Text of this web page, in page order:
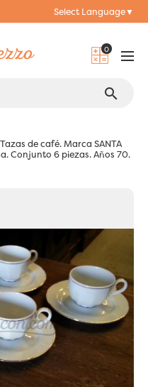
Select Language▼
0
search
Tazas de café. Marca SANTA
Conjunto 6 piezas. Años 70.